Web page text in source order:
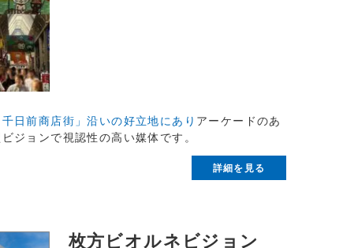
千日前商店街」沿いの好立地にあり アーケードのあ
ジョンで視認性の高い媒体です。
詳細を見る
枚方ビオルネビジョン